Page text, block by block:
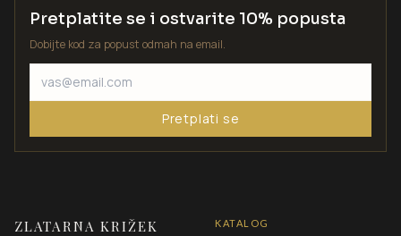
Pretplatite se i ostvarite 10% popusta
Dobijte kod za popust odmah na email.
Pretplati se
ZLATARNA KRIŽEK KATALOG